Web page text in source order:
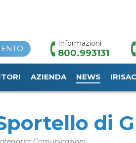
Informazioni
800.993131
AZIENDA NEWS
SPORTELLO DI
di